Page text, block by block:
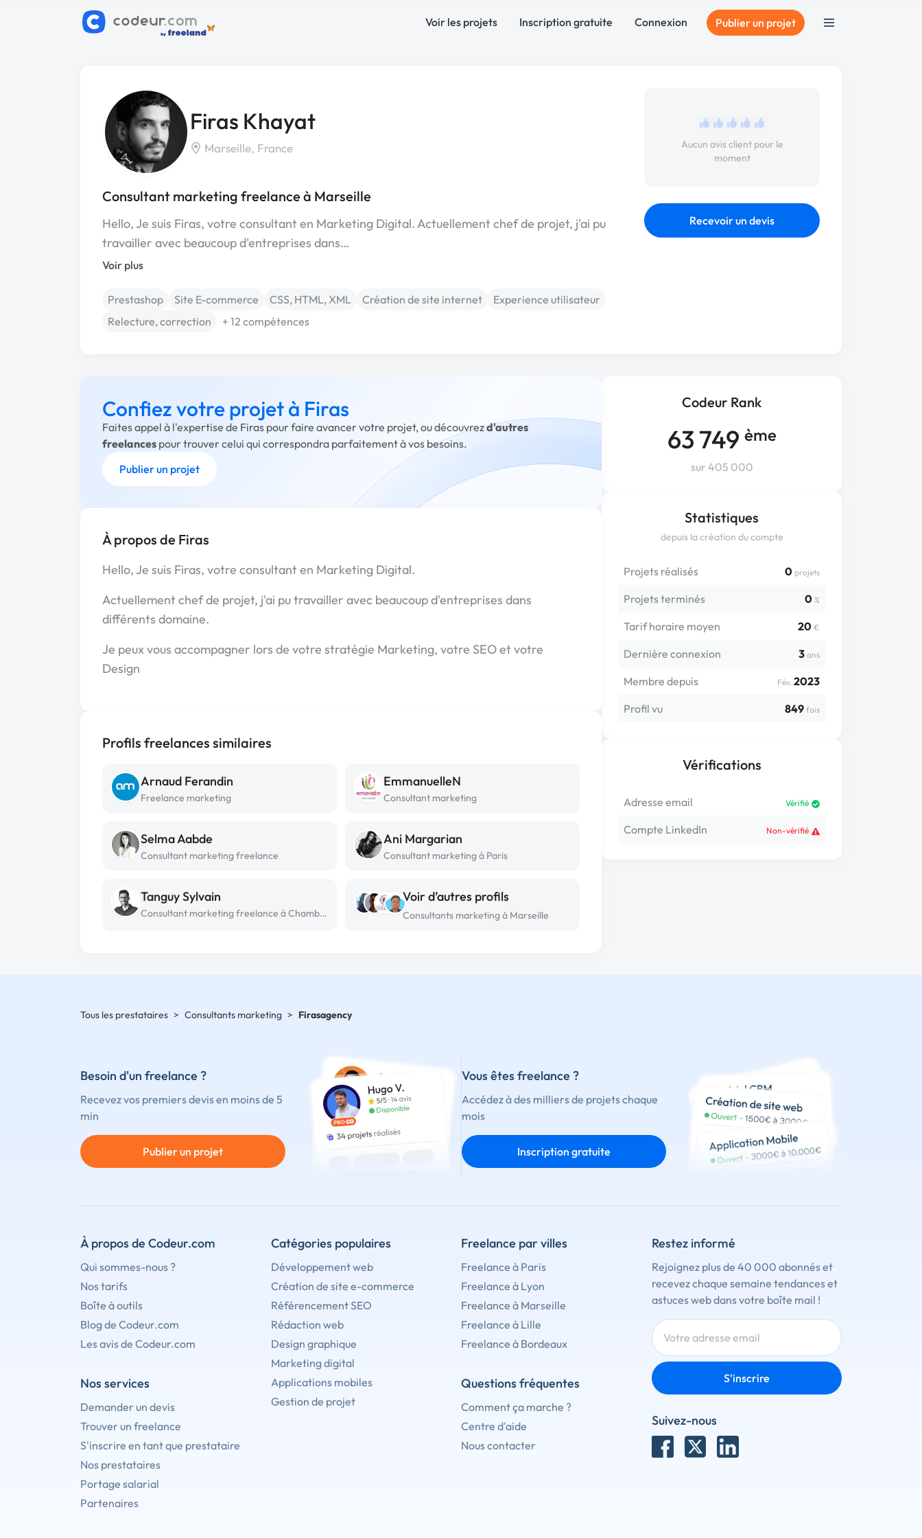
Voir les projets Inscription gratuite Connexion Publier un projet
Firas Khayat
Marseille, France
Consultant marketing freelance à Marseille
Hello, Je suis Firas, votre consultant en Marketing Digital. Actuellement chef de projet, j'ai pu
travailler avec beaucoup d'entreprises dans…
Voir plus
Prestashop Site E-commerce CSS, HTML, XML Création de site internet
Experience utilisateur
Relecture, correction
+ 12 compétences
Aucun avis client pour le
moment
Recevoir un devis
Codeur Rank
63 749 ème
sur 405 000
Statistiques
depuis la création du compte
Projets réalisés 0 projets
Projets terminés 0 %
Tarif horaire moyen 20 €
Dernière connexion 3 ans
Membre depuis Fév. 2023
Profil vu
849 fois
Vérifications
Adresse email Vérifié
Compte LinkedIn Non-vérifié
Confiez votre projet à Firas
Faites appel à l'expertise de Firas pour faire avancer votre projet, ou découvrezd'autres
freelances pour trouver celui qui correspondra parfaitement à vos besoins.
Publier un projet
À propos de Firas
Hello, Je suis Firas, votre consultant en Marketing Digital.
Actuellement chef de projet, j'ai pu travailler avec beaucoup d'entreprises dans
différents domaine.
Je peux vous accompagner lors de votre stratégie Marketing, votre SEO et votre
Design
Profils freelances similaires
Arnaud Ferandin
Freelance marketing
EmmanuelleN
Consultant marketing
Selma Aabde
Consultant marketing freelance
Ani Margarian
Consultant marketing à Paris
Tanguy Sylvain
Consultant marketing freelance à Chambery
Voir d’autres profils
Consultants marketing à Marseille
Tous les prestataires > Consultants marketing > Firasagency
Besoin d'un freelance ?
Recevez vos premiers devis en moins de 5
min
Publier un projet
Vous êtes freelance ?
Accédez à des milliers de projets chaque
mois
Inscription gratuite
À propos de Codeur.com
Qui sommes-nous ?
Nos tarifs
Boîte à outils
Blog de Codeur.com
Les avis de Codeur.com
Nos services
Demander un devis
Trouver un freelance
S'inscrire en tant que prestataire
Nos prestataires
Portage salarial
Partenaires
Catégories populaires
Développement web
Création de site e-commerce
Référencement SEO
Rédaction web
Design graphique
Marketing digital
Applications mobiles
Gestion de projet
Freelance par villes
Freelance à Paris
Freelance à Lyon
Freelance à Marseille
Freelance à Lille
Freelance à Bordeaux
Questions fréquentes
Comment ça marche ?
Centre d'aide
Nous contacter
Restez informé
Rejoignez plus de 40 000 abonnés et
recevez chaque semaine tendances et
astuces web dans votre boîte mail !
S'inscrire
Suivez-nous